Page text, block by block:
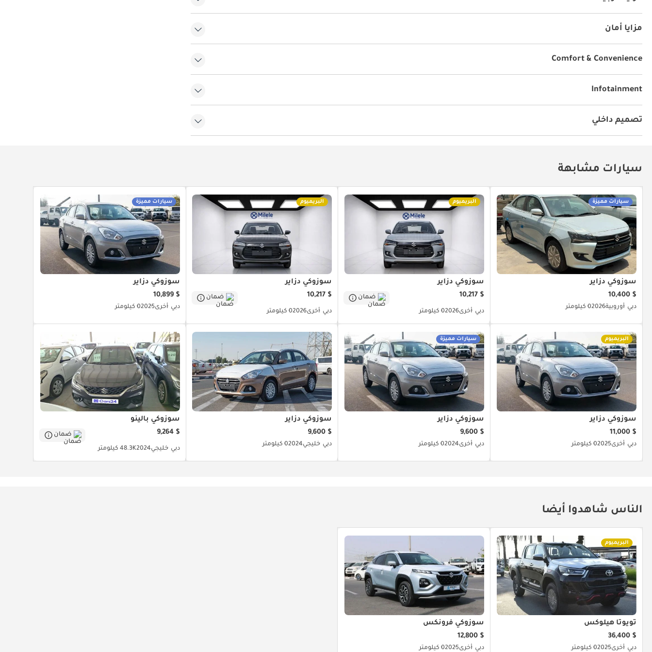
مزايا أمان
Comfort & Convenience
Infotainment
تصميم داخلي
سيارات مشابهة
سيارات مميزة
سوزوكي دزاير
$ 10,400
دبي أوروبية20260 كيلومتر
البريميوم
سوزوكي دزاير
$ 10,217
ضمان
دبي أخرى20260 كيلومتر
البريميوم
سوزوكي دزاير
$ 10,217
ضمان
دبي أخرى20260 كيلومتر
سيارات مميزة
سوزوكي دزاير
$ 10,899
دبي أخرى20250 كيلومتر
البريميوم
سوزوكي دزاير
$ 11,000
دبي أخرى20250 كيلومتر
سيارات مميزة
سوزوكي دزاير
$ 9,600
دبي أخرى20240 كيلومتر
سوزوكي دزاير
$ 9,600
دبي خليجي20240 كيلومتر
سوزوكي بالينو
$ 9,264
ضمان
دبي خليجي202448.3K كيلومتر
الناس شاهدوا أيضا
البريميوم
تويوتا هيلوكس
$ 36,400
دبي أخرى20250 كيلومتر
سوزوكي فرونكس
$ 12,800
دبي أخرى20250 كيلومتر